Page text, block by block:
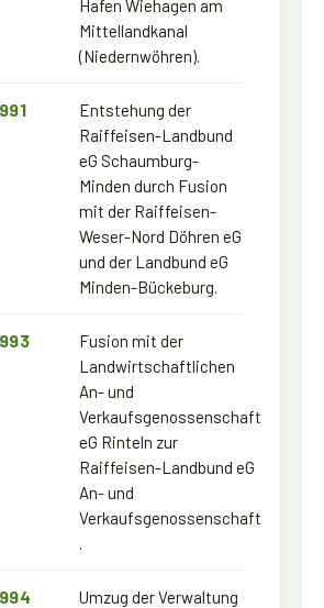
Hafen Wiehagen am
Mittellandkanal
(Niedernwöhren).
Entstehung der
Raiffeisen-Landbund
eG Schaumburg-
Minden durch Fusion
mit der Raiffeisen-
Weser-Nord Döhren eG
und der Landbund eG
Minden-Bückeburg.
Fusion mit der
Landwirtschaftlichen
An- und
Verkaufsgenossenschaft
eG Rinteln zur
Raiffeisen-Landbund eG
An- und
Verkaufsgenossenschaft
.
Umzug der Verwaltung